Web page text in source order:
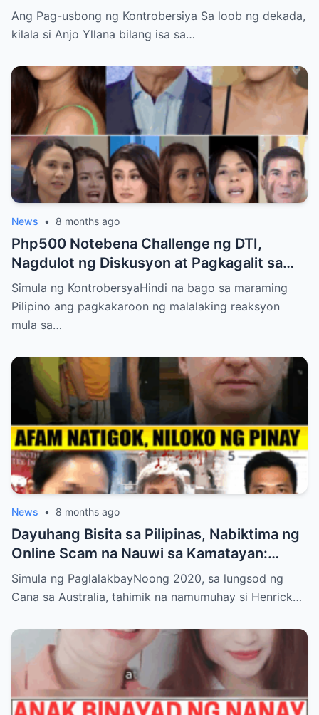
Dabarkads: Isang Malalim na Pagsusuri sa
Krisis ng Aktor
Ang Pag-usbong ng Kontrobersiya Sa loob ng dekada,
kilala si Anjo Yllana bilang isa sa…
News • 8 months ago
Php500 Notebena Challenge ng DTI,
Nagdulot ng Diskusyon at Pagkagalit sa
mga Celebrities at Politicians
Simula ng KontrobersyaHindi na bago sa maraming
Pilipino ang pagkakaroon ng malalaking reaksyon
mula sa…
News • 8 months ago
Dayuhang Bisita sa Pilipinas, Nabiktima ng
Online Scam na Nauwi sa Kamatayan:
Kwento ng Pagkakanulo at Trahedya
Simula ng PaglalakbayNoong 2020, sa lungsod ng
Cana sa Australia, tahimik na namumuhay si Henrick…